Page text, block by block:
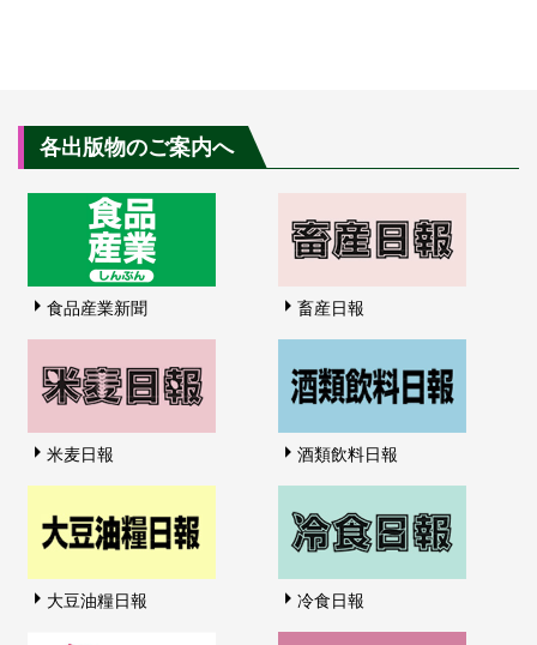
各出版物のご案内へ
食品産業新聞 畜産日報
米麦日報 酒類飲料日報
大豆油糧日報 冷食日報